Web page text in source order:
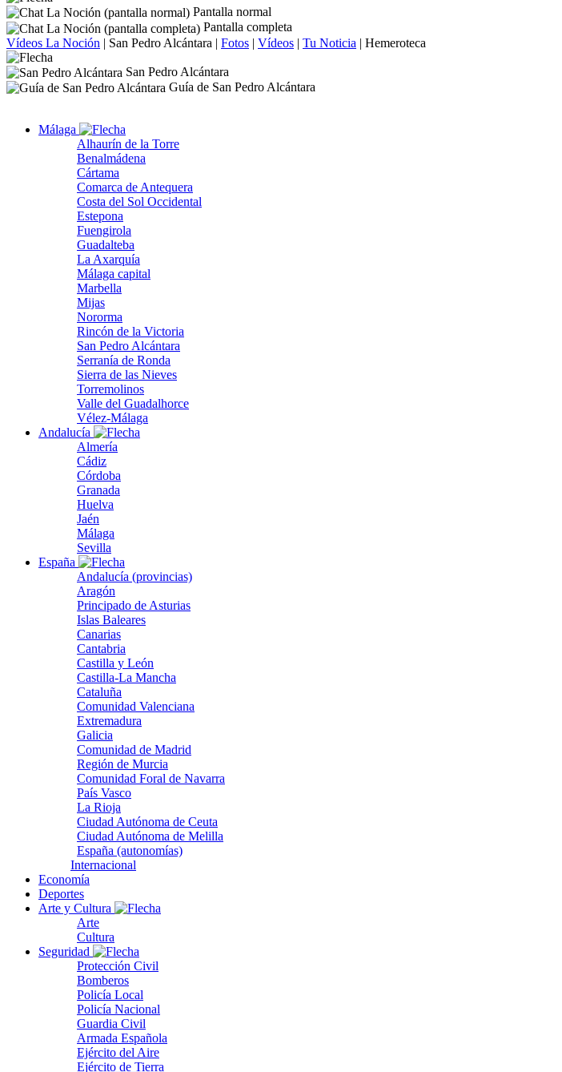
Pantalla normal
Pantalla completa
Vídeos La Noción | San Pedro Alcántara | Fotos | Vídeos | Tu Noticia | Hemeroteca
San Pedro Alcántara
Guía de San Pedro Alcántara
Málaga
Alhaurín de la Torre
Benalmádena
Cártama
Comarca de Antequera
Costa del Sol Occidental
Estepona
Fuengirola
Guadalteba
La Axarquía
Málaga capital
Marbella
Mijas
Nororma
Rincón de la Victoria
San Pedro Alcántara
Serranía de Ronda
Sierra de las Nieves
Torremolinos
Valle del Guadalhorce
Vélez-Málaga
Andalucía
Almería
Cádiz
Córdoba
Granada
Huelva
Jaén
Málaga
Sevilla
España
Andalucía (provincias)
Aragón
Principado de Asturias
Islas Baleares
Canarias
Cantabria
Castilla y León
Castilla-La Mancha
Cataluña
Comunidad Valenciana
Extremadura
Galicia
Comunidad de Madrid
Región de Murcia
Comunidad Foral de Navarra
País Vasco
La Rioja
Ciudad Autónoma de Ceuta
Ciudad Autónoma de Melilla
España (autonomías)
Internacional
Economía
Deportes
Arte y Cultura
Arte
Cultura
Seguridad
Protección Civil
Bomberos
Policía Local
Policía Nacional
Guardia Civil
Armada Española
Ejército del Aire
Ejército de Tierra